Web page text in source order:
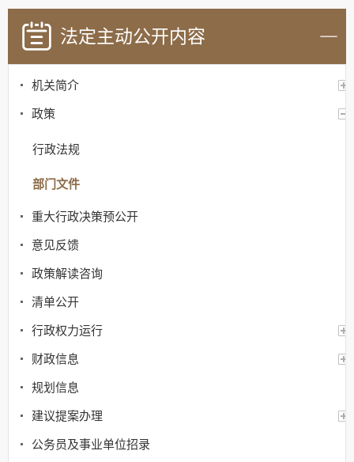
法定主动公开内容
机关简介
政策
行政法规
部门文件
重大行政决策预公开
意见反馈
政策解读咨询
清单公开
行政权力运行
财政信息
规划信息
建议提案办理
公务员及事业单位招录